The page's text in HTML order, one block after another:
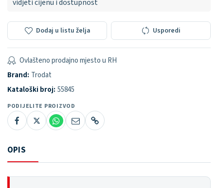
vidjeti cijenu i dostupnost
Dodaj u listu želja Usporedi
Ovlašteno prodajno mjesto u RH
Brand: Trodat
Kataloški broj: 55845
PODIJELITE PROIZVOD
OPIS